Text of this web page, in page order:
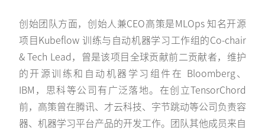
创始团队方面，创始人兼CEO高策是MLOps 知名开源
项目Kubeflow 训练与自动机器学习工作组的Co-chair
& Tech Lead，曾是该项目全球贡献前二贡献者，维护
的开源训练和⾃动机器学习组件在 Bloomberg、
IBM，思科等公司有广泛落地。在创立TensorChord
前，高策曾在腾讯、才云科技、字节跳动等公司负责容
器、机器学习平台产品的开发工作。团队其他成员来自